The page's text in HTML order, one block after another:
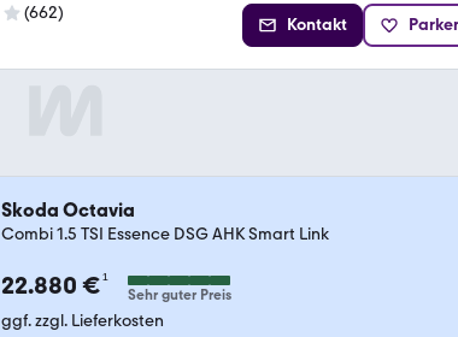
(662)
Kontakt
Skoda Octavia
Combi 1.5 TSI Essence DSG AHK Smart Link
22.880 €¹
Sehr guter Preis
ggf. zzgl. Lieferkosten